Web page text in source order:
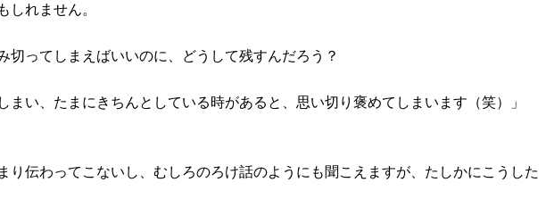
れません。
ってしまえばいいのに、どうして残すんだろう？
い、たまにきちんとしている時があると、思い切り褒めてしまいます（笑）」
伝わってこないし、むしろのろけ話のようにも聞こえますが、たしかにこうした